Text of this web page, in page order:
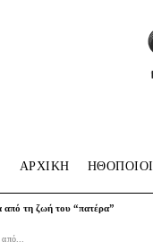
ΑΡΧΙΚΗ HΘΟΠΟΙΟΙ
από τη ζωή του “πατέρα”